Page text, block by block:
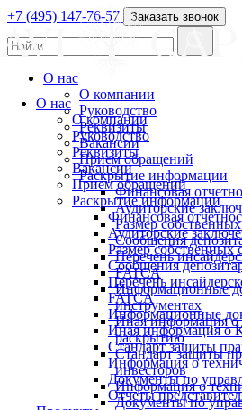
О нас
О компании
Руководство
Реквизиты
Вакансии
Прием обращений
Раскрытие информации
Финансовая
Аудиторские
Размер собственных
Сообщения
Перечень
FATCA
Информационные
Иная информация о
Стандарт защиты
Информация о
Документы по
Отчеты
+7 (495) 147-76-57 Заказать звонок
О нас
О компании
Руководство
Реквизиты
Вакансии
Прием обращений
Раскрытие информации
Финансовая
Аудиторские
Размер собственных
Сообщения
Перечень
FATCA
Информационные
инструментах
Иная информация
раскрытию
Стандарт защиты
инвесторов
Информация о
Документы по